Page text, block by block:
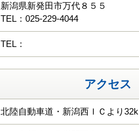
新潟県新発田市万代８５５
TEL：025-229-4044
TEL：
アクセス
北陸自動車道・新潟西ＩＣより